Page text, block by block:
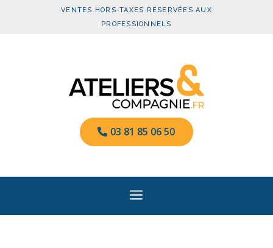
VENTES HORS-TAXES RÉSERVÉES AUX
PROFESSIONNELS
03 81 85 06 50
a